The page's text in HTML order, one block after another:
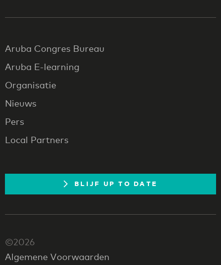
Aruba Congres Bureau
Aruba E-learning
Organisatie
Nieuws
Pers
Local Partners
BLIJF UP TO DATE
©2026
Algemene Voorwaarden